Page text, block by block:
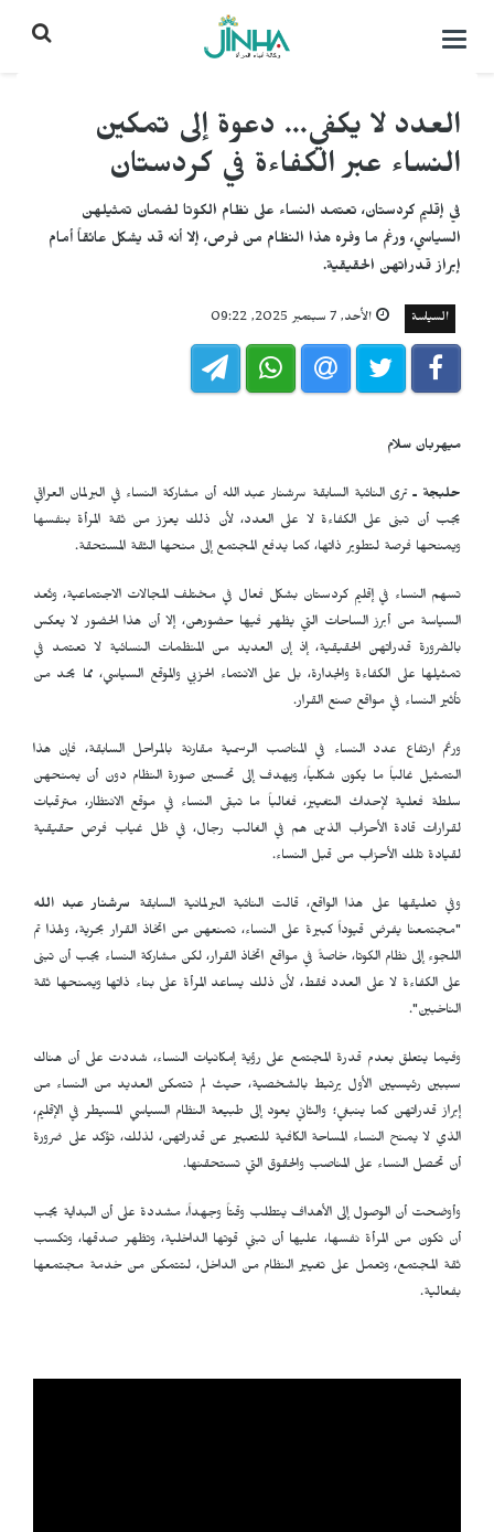
التحكم
العدد لا يكفي... دعوة إلى تمكين
النساء عبر الكفاءة في كردستان
في إقليم كردستان، تعتمد النساء على نظام الكوتا لضمان تمثيلهن
السياسي، ورغم ما وفره هذا النظام من فرص، إلا أنه قد يشكل عائقاً أمام
إبراز قدراتهن الحقيقية.
السياسة الأحد, 7 سبتمبر 2025, 09:22
ميهربان سلام
حلبجة ـ ترى النائبة السابقة سرشنار عبد الله أن مشاركة النساء في البرلمان العراقي
يجب أن تبنى على الكفاءة لا على العدد، لأن ذلك يعزز من ثقة المرأة بنفسها
ويمنحها فرصة لتطوير ذاتها، كما يدفع المجتمع إلى منحها الثقة المستحقة.
تسهم النساء في إقليم كردستان بشكل فعال في مختلف المجالات الاجتماعية، وتُعد
السياسة من أبرز الساحات التي يظهر فيها حضورهن، إلا أن هذا الحضور لا يعكس
بالضرورة قدراتهن الحقيقية، إذ إن العديد من المنظمات النسائية لا تعتمد في
تمثيلها على الكفاءة والجدارة، بل على الانتماء الحزبي والموقع السياسي، مما يحد من
تأثير النساء في مواقع صنع القرار.
ورغم ارتفاع عدد النساء في المناصب الرسمية مقارنة بالمراحل السابقة، فإن هذا
التمثيل غالباً ما يكون شكلياً، ويهدف إلى تحسين صورة النظام دون أن يمنحهن
سلطة فعلية لإحداث التغيير، فغالباً ما تبقى النساء في موقع الانتظار، مترقبات
لقرارات قادة الأحزاب الذين هم في الغالب رجال، في ظل غياب فرص حقيقية
لقيادة تلك الأحزاب من قبل النساء.
وفي تعليقها على هذا الواقع، قالت النائبة البرلمانية السابقة سرشنار عبد الله
"مجتمعنا يفرض قيوداً كبيرة على النساء، تمنعهن من اتخاذ القرار بحرية، ولهذا تم
اللجوء إلى نظام الكوتا، خاصةً في مواقع اتخاذ القرار، لكن مشاركة النساء يجب أن تبنى
على الكفاءة لا على العدد فقط، لأن ذلك يساعد المرأة على بناء ذاتها ويمنحها ثقة
الناخبين".
وفيما يتعلق بعدم قدرة المجتمع على رؤية إمكانيات النساء، شددت على أن هناك
سببين رئيسيين الأول يرتبط بالشخصية، حيث لم تتمكن العديد من النساء من
إبراز قدراتهن كما ينبغي؛ والثاني يعود إلى طبيعة النظام السياسي المسيطر في الإقليم،
الذي لا يمنح النساء المساحة الكافية للتعبير عن قدراتهن، لذلك، تؤكد على ضرورة
أن تحصل النساء على المناصب والحقوق التي تستحقنها.
وأوضحت أن الوصول إلى الأهداف يتطلب وقتاً وجهداً، مشددة على أن البداية يجب
أن تكون من المرأة نفسها، عليها أن تبني قوتها الداخلية، وتظهر صدقها، وتكسب
ثقة المجتمع، وتعمل على تغيير النظام من الداخل، لتتمكن من خدمة مجتمعها
بفعالية.